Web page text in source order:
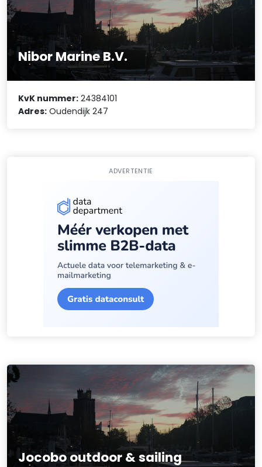
Nibor Marine B.V.
KvK nummer: 24384101
Adres: Oudendijk 247
ADVERTENTIE
Jocobo outdoor & sailing